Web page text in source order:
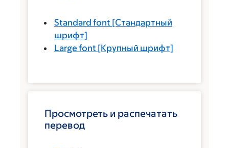
Standard font [Стандартный
шрифт]
Large font [Крупный шрифт]
Просмотреть и распечатать
перевод